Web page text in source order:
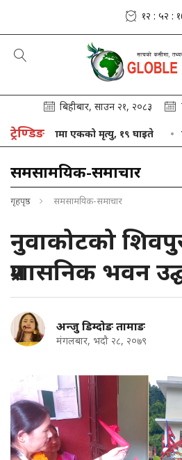
१२ : ५२ :
बिहीबार, साउन २१, २०८३
ट्रेण्डिङएकको मृत्यु, १९ घाइते फार्मेसी
समसामयिक-समाचार
गृहपृष्ठ समसामयिक-समाचार
नुवाकोटको
प्रशासनिक भवन
अन्जु डिम्दोङ तामाङ
मंगलबार, भदौ २८, २०७९